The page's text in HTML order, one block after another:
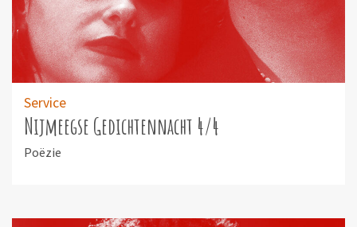
Service
Nijmeegse Gedichtennacht 4/4
Poëzie